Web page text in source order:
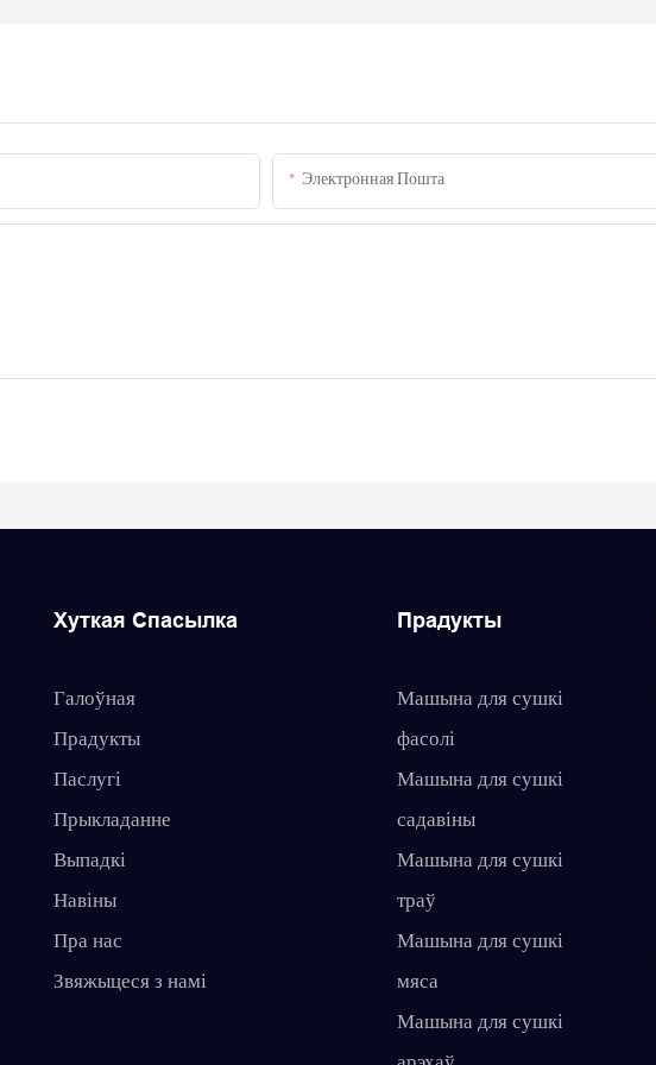
Электронная Пошта
Хуткая Спасылка
Галоўная
Прадукты
Паслугі
Прыкладанне
Выпадкі
Навіны
Пра нас
Звяжыцеся з намі
Прадукты
Машына для сушкі
фасолі
Машына для сушкі
садавіны
Машына для сушкі
траў
Машына для сушкі
мяса
Машына для сушкі